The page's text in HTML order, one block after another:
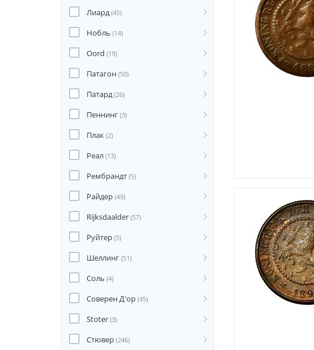
Лиард (45)
Нобль (14)
Oord (19)
Патагон (50)
Патард (26)
Пеннинг (3)
Плак (2)
Реал (13)
Рембрандт (5)
Райдер (49)
Rijksdaalder (57)
Руйтер (5)
Шеллинг (51)
Соль (4)
Соверен Д'ор (45)
Stoter (3)
Стювер (246)